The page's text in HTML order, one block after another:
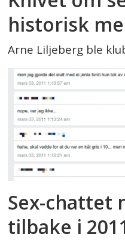
historisk
Arne Liljeberg ble
Sex-chattet
tilbake i